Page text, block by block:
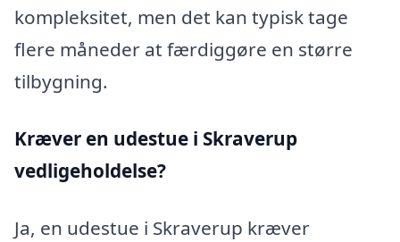
kompleksitet, men det kan typisk tage
flere måneder at færdiggøre en større
tilbygning.
Kræver en udestue i Skraverup
vedligeholdelse?
Ja, en udestue i Skraverup kræver